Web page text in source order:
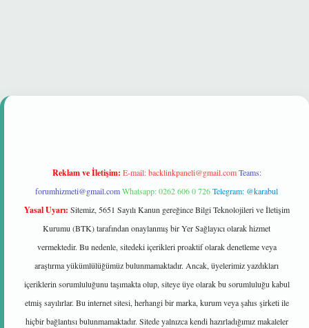
güvenilir mi
Reklam ve İletişim: E-mail:backlinkpaneli@gmail.com Teams:
forumhizmeti@gmail.comWhatsapp: 0262 606 0 726Telegram: @karabul
Yasal Uyarı: Sitemiz, 5651 Sayılı Kanun gereğince Bilgi Teknolojileri ve İletişim
Kurumu (BTK) tarafından onaylanmış bir Yer Sağlayıcı olarak hizmet
vermektedir. Bu nedenle, sitedeki içerikleri proaktif olarak denetleme veya
araştırma yükümlülüğümüz bulunmamaktadır. Ancak, üyelerimiz yazdıkları
içeriklerin sorumluluğunu taşımakta olup, siteye üye olarak bu sorumluluğu kabul
etmiş sayılırlar. Bu internet sitesi, herhangi bir marka, kurum veya şahıs şirketi ile
hiçbir bağlantısı bulunmamaktadır. Sitede yalnızca kendi hazırladığımız makaleler